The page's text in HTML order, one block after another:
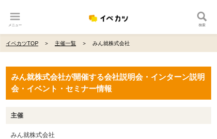
メニュー 検索
イベカツTOP 主催一覧 みん就株式会社
みん就株式会社が開催する会社説明会・インターン説明
会・イベント・セミナー情報
主催
みん就株式会社